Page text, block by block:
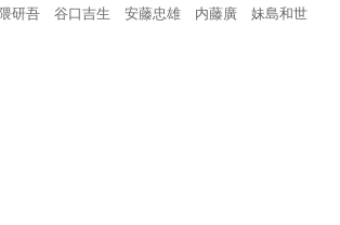
研吾 谷口吉生 安藤忠雄 内藤廣 妹島和世